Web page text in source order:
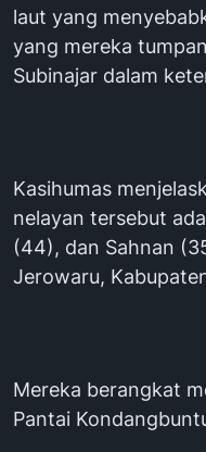
laut yang
yang mereka
Subinajar dalam
Kasihumas
nelayan tersebut
(44), dan Sahnan
Jerowaru,
Mereka berangkat
Pantai